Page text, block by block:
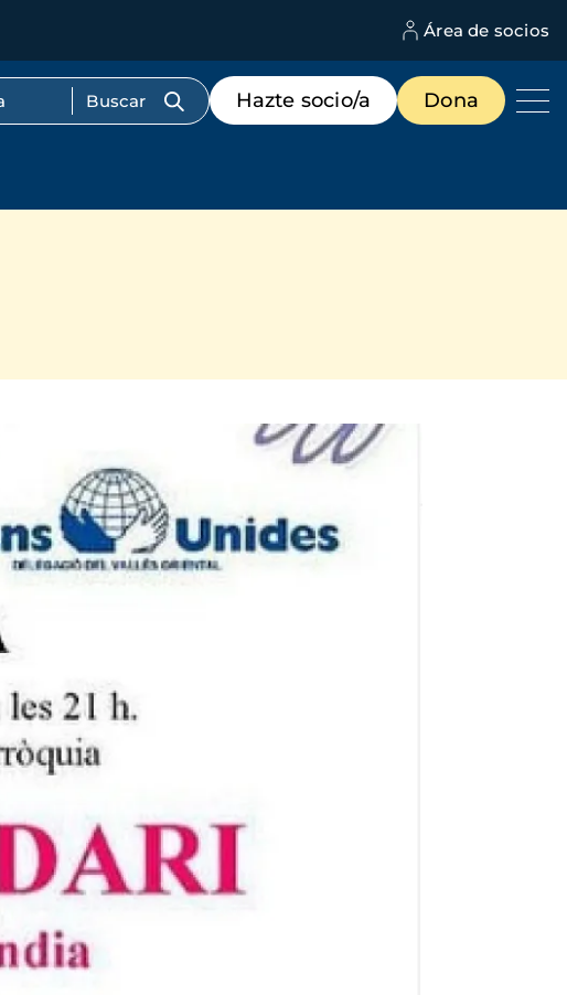
Área de socios
Menú
de
destacados
Hazte socio/a Dona